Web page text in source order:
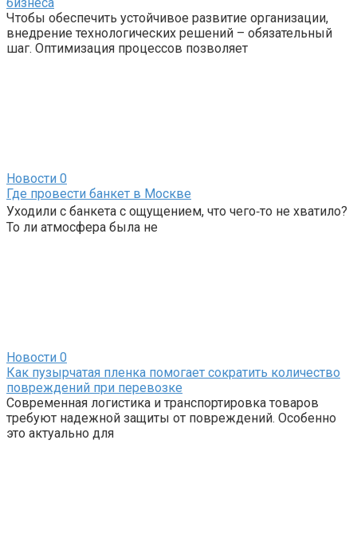
Чтобы обеспечить устойчивое развитие организации,
внедрение технологических решений – обязательный
шаг. Оптимизация процессов позволяет
Новости 0
Где провести банкет в Москве
Уходили с банкета с ощущением, что чего‑то не хватило?
То ли атмосфера была не
Новости 0
Как пузырчатая пленка помогает сократить количество
повреждений при перевозке
Современная логистика и транспортировка товаров
требуют надежной защиты от повреждений. Особенно
это актуально для